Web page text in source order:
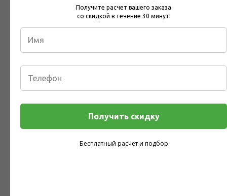
Заполните поля формы, и мы свяжемся с Вами
Получите расчет вашего заказа
со скидкой в течение 30 минут!
Получить скидку
Бесплатный расчет и подбор